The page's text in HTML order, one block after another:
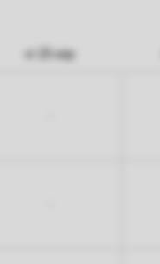
vr 25 sep